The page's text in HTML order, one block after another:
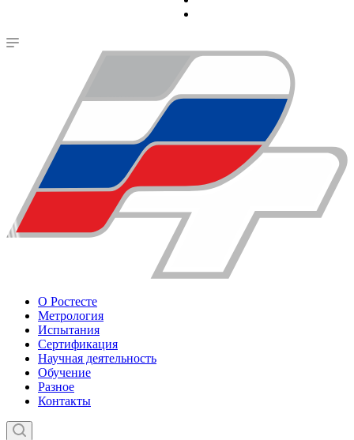
О Ростесте
Метрология
Испытания
Сертификация
Научная деятельность
Обучение
Разное
Контакты